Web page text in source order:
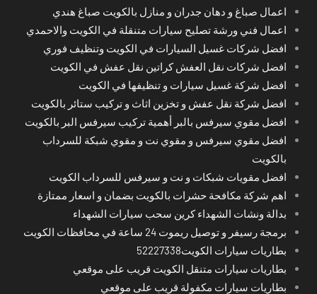
اعمال صباغ و دهان جدران و منازل بالكويت صباغ هندي
اعمال فني ورشة تصليح سيارات متنقلة في الكويت والاحمدي
افضل شركات غسيل السيارات في الكويت وتنظيف فوري
افضل شركات نقل العفش كراتين نقل عفش في الكويت
افضل شركة غسيل سيارات و تنظيفها في الكويت
افضل شركة نقل عفش و تخزين اثاث و تركيب ستائر بالكويت
افضل مقوي سيرفس بالبر أهمية تركيب سيرفس البر بالكويت
افضل مقوي سيرفس و مقوي نت و مقوي شبكة للسرداب
بالكويت
افضل مقويات شبكات و نت و سيرفس للسرداب الكويت
اهم شركة مكافحة حشرات بالكويت بضمان و اسعار ممتازة
بدالة ونشات الشهداء كرين سحب سيارات الشهداء
برمجة رسيفر و توصيل ريموت 24 ساعة في محافظات الكويت
بطاريات سيارات الكويت52227338
بطاريات سيارات متنقل الكويت قريب على موقعي
بطاريات سيارات مكفولة قريب على موقعي